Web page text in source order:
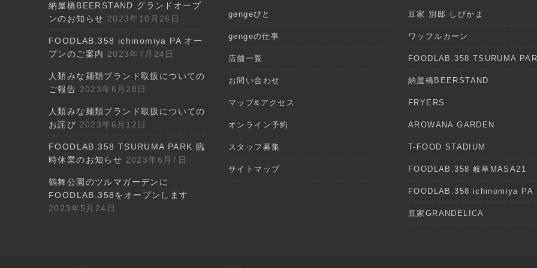
納屋橋BEERSTAND グランドオープ
ンのお知らせ 2023年10月26日
FOODLAB.358 ichinomiya PA オー
プンのご案内 2023年7月24日
人類みな麺類ブランド取扱についての
ご報告 2023年6月28日
人類みな麺類ブランド取扱についての
お詫び 2023年6月12日
FOODLAB.358 TSURUMA PARK 臨
時休業のお知らせ 2023年6月7日
鶴舞公園のツルマガーデンに
FOODLAB.358をオープンします
2023年5月24日
gengeびと
gengeの仕事
店舗一覧
お問い合わせ
マップ&アクセス
オンライン予約
スタッフ募集
サイトマップ
豆家 別邸 しびかま
ワッフルカーン
FOODLAB.358 TSURUMA
納屋橋BEERSTAND
FRYERS
AROWANA GARDEN
T-FOOD STADIUM
FOODLAB.358 岐阜MASA21
FOODLAB.358 ichinomiya PA
豆家GRANDELICA